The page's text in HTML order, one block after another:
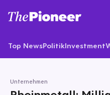
Top NewsPolitikInvestment
Unternehmen